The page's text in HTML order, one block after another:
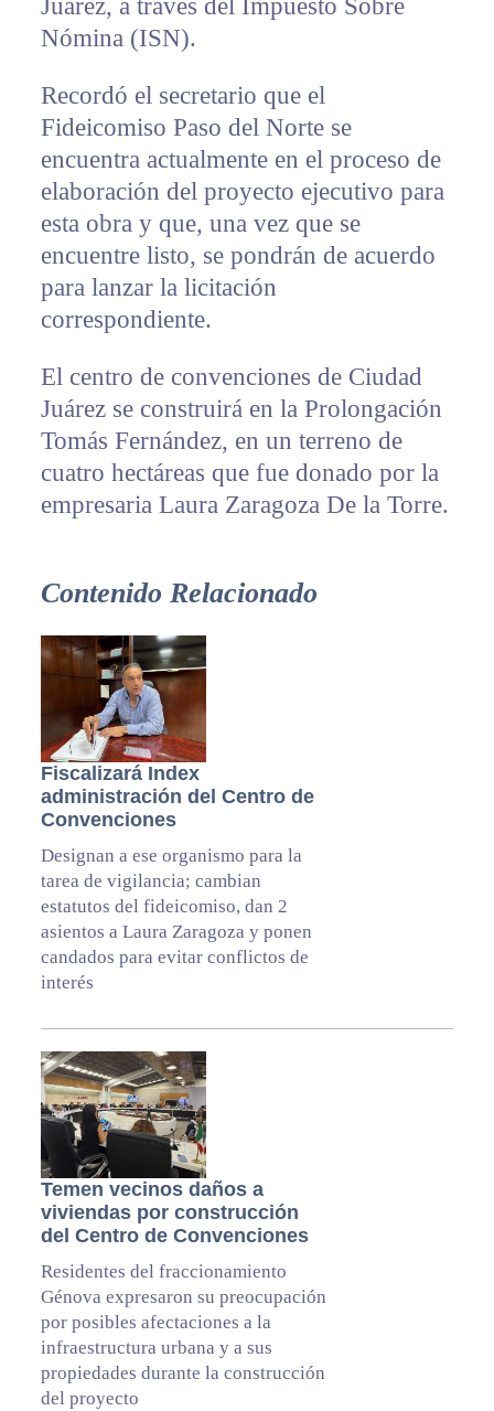
Juárez, a través del Impuesto Sobre
Nómina (ISN).
Recordó el secretario que el
Fideicomiso Paso del Norte se
encuentra actualmente en el proceso de
elaboración del proyecto ejecutivo para
esta obra y que, una vez que se
encuentre listo, se pondrán de acuerdo
para lanzar la licitación
correspondiente.
El centro de convenciones de Ciudad
Juárez se construirá en la Prolongación
Tomás Fernández, en un terreno de
cuatro hectáreas que fue donado por la
empresaria Laura Zaragoza De la Torre.
Contenido Relacionado
Fiscalizará Index
administración del Centro de
Convenciones
Designan a ese organismo para la
tarea de vigilancia; cambian
estatutos del fideicomiso, dan 2
asientos a Laura Zaragoza y ponen
candados para evitar conflictos de
interés
Temen vecinos daños a
viviendas por construcción
del Centro de Convenciones
Residentes del fraccionamiento
Génova expresaron su preocupación
por posibles afectaciones a la
infraestructura urbana y a sus
propiedades durante la construcción
del proyecto